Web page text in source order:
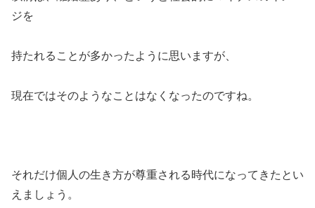
ジを
持たれることが多かったように思いますが、
現在ではそのようなことはなくなったのですね。
それだけ個人の生き方が尊重される時代になってきたとい
えましょう。